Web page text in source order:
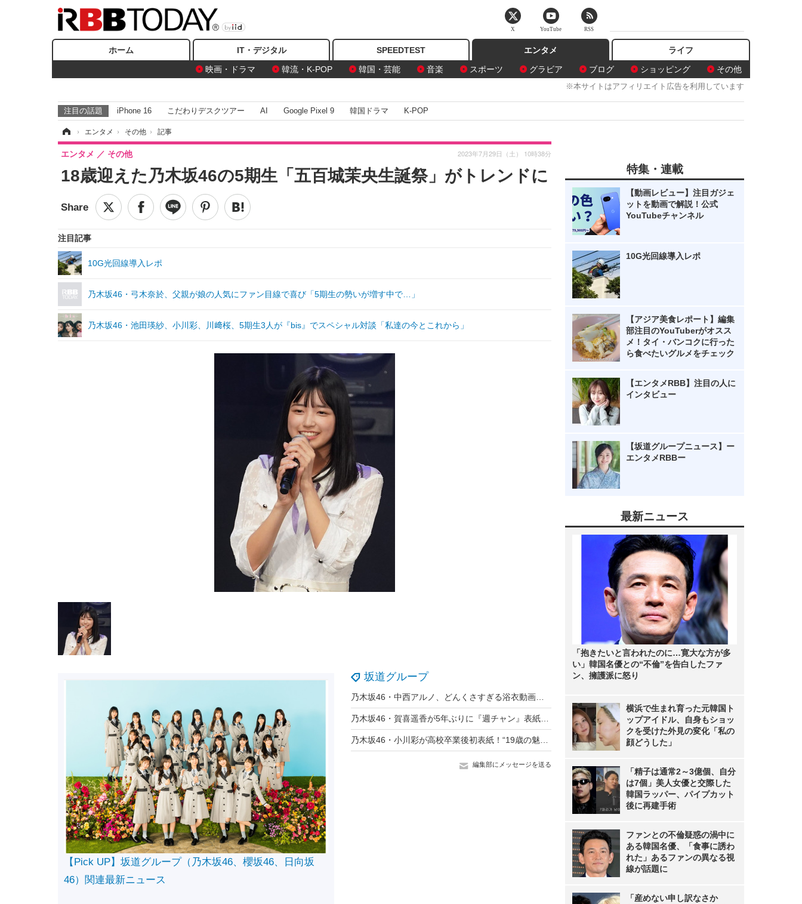
ホーム IT・デジタル SPEEDTEST
エンタメ
映画・ドラマ
韓流・K-POP 韓国・芸能 音楽 スポーツ グラビア ブログ ショッピング その他
ライフ
※本サイトはアフィリエイト広告を利用しています
注目の話題 iPhone 16 こだわりデスクツアー AI Google Pixel 9 韓国ドラマ K-POP
› エンタメ › その他 › 記事
18歳迎えた乃木坂46の5期生「五百城茉央生誕祭」がトレンドに
エンタメ その他 2023年7月29日（土） 10時38分
注目記事
10G光回線導入レポ
乃木坂46・弓木奈於、父親が娘の人気にファン目線で喜び「5期生の勢いが増す中で…」
乃木坂46・池田瑛紗、小川彩、川﨑桜、5期生3人が『bis』でスペシャル対談「私達の今とこれから」
坂道グループ
編集部にメッセージを送る
【Pick UP】坂道グループ（乃木坂46、櫻坂46、日向坂
46）関連最新ニュース
特集・連載
【動画レビュー】注目ガジェ
ットを動画で解説！公式
YouTubeチャンネル
10G光回線導入レポ
【アジア美食レポート】編集
部注目のYouTuberがオスス
メ！タイ・バンコクに行った
ら食べたいグルメをチェック
【エンタメRBB】注目の人に
インタビュー
【坂道グループニュース】ー
エンタメRBBー
最新ニュース
「抱きたいと言われたのに…寛大な方が多
い」韓国名優との“不倫”を告白したファ
ン、擁護派に怒り
横浜で生まれ育った元韓国ト
ップアイドル、自身もショッ
クを受けた外見の変化「私の
顔どうした」
「精子は通常2～3億個、自分
は7個」美人女優と交際した
韓国ラッパー、パイプカット
後に再建手術
ファンとの不倫疑惑の渦中に
ある韓国名優、「食事に誘わ
れた」あるファンの異なる視
線が話題に
「産めない申し訳なさか
X YouTube RSS